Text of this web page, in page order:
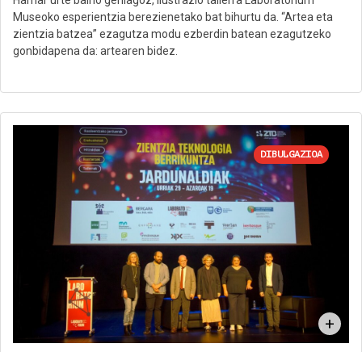
Museoko esperientzia berezienetako bat bihurtu da. “Artea eta
zientzia batzea” ezagutza modu ezberdin batean ezagutzeko
gonbidapena da: artearen bidez.
DIBULGAZIOA
+